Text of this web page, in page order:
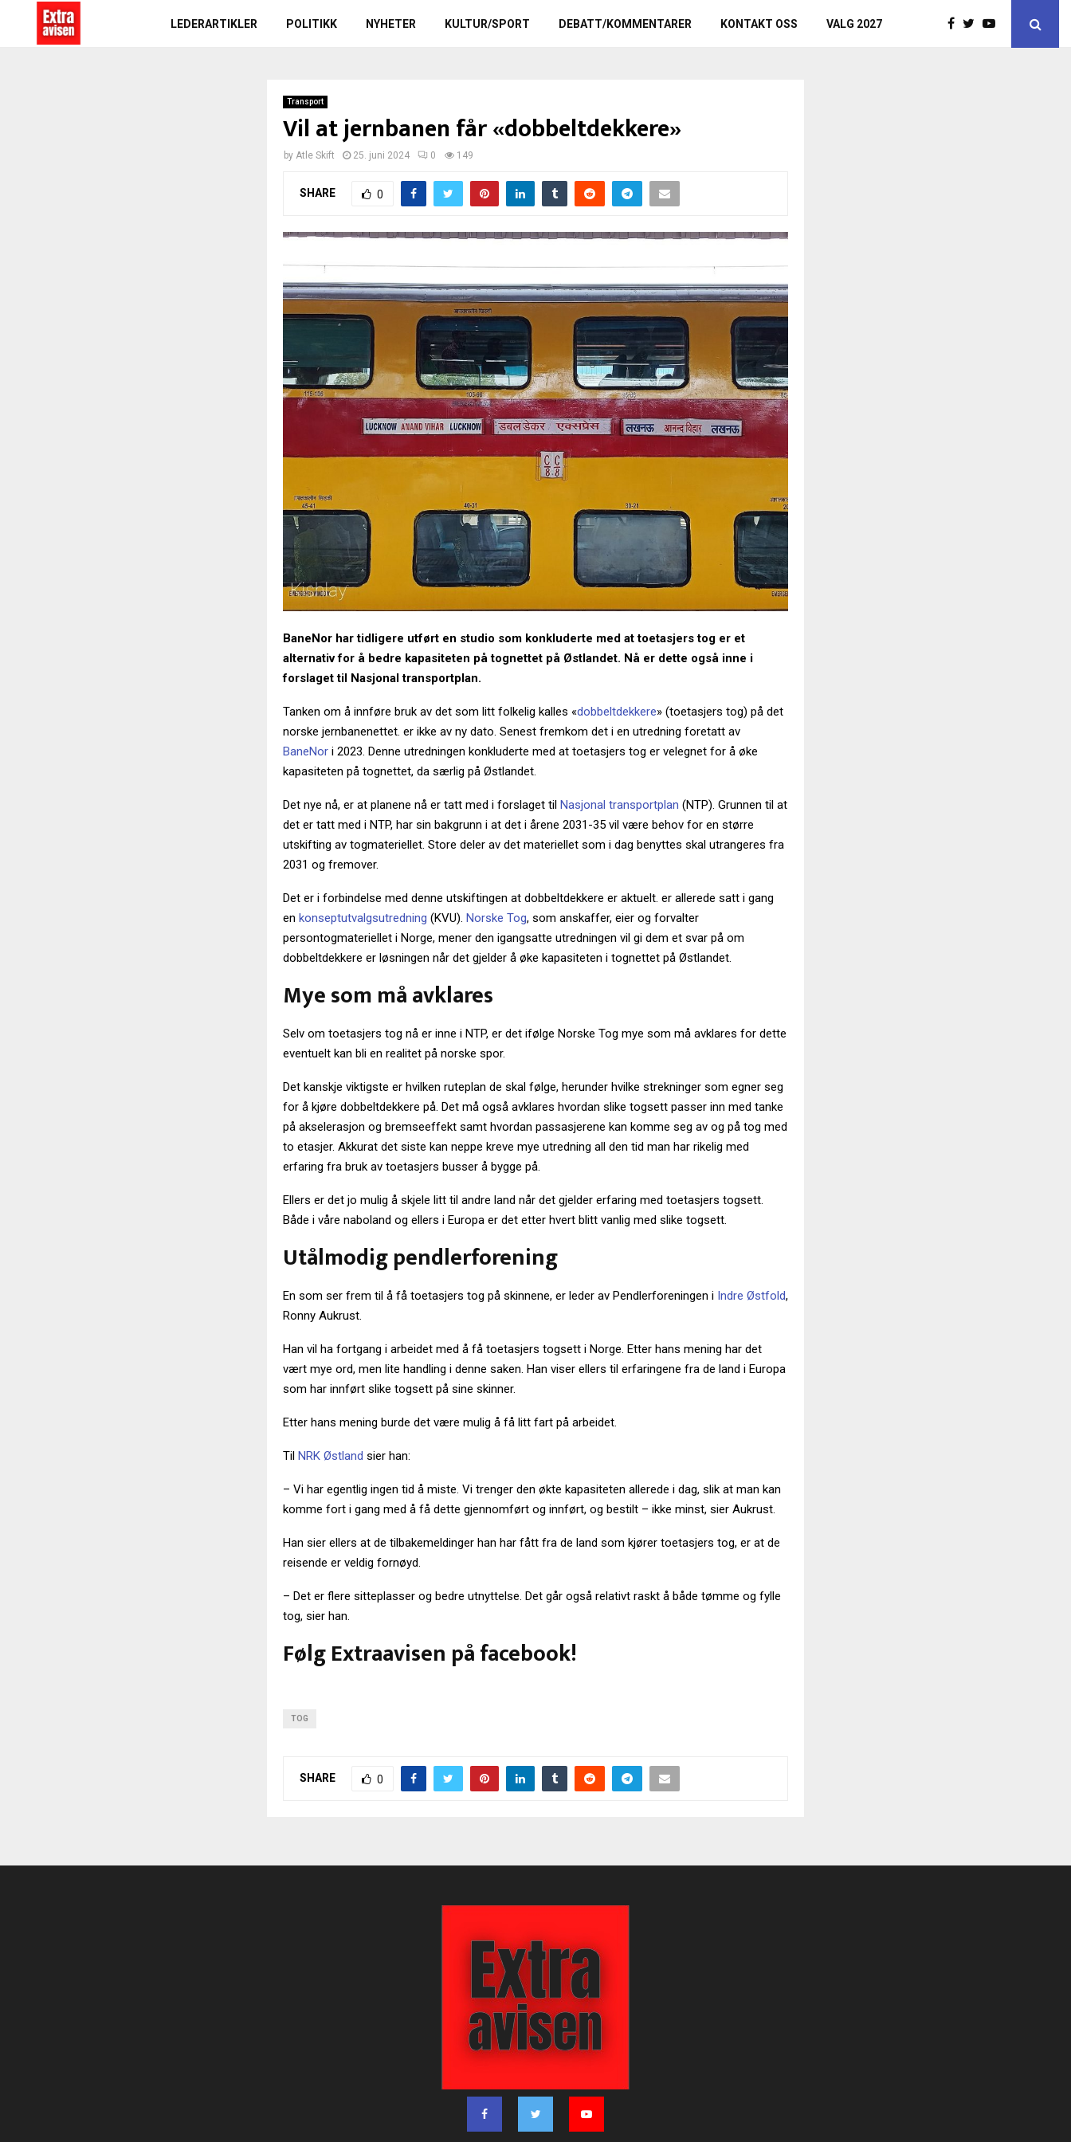
LEDERARTIKLER POLITIKK NYHETER KULTUR/SPORT DEBATT/KOMMENTARER KONTAKT OSS VALG 2027
Transport
Vil at jernbanen får «dobbeltdekkere»
by Atle Skift 25. juni 2024 0 149
SHARE 0
BaneNor har tidligere utført en studio som konkluderte med at toetasjers tog er et
alternativ for å bedre kapasiteten på tognettet på Østlandet. Nå er dette også inne i
forslaget til Nasjonal transportplan.
Tanken om å innføre bruk av det som litt folkelig kalles «dobbeltdekkere» (toetasjers tog) på det
norske jernbanenettet. er ikke av ny dato. Senest fremkom det i en utredning foretatt av
BaneNor i 2023. Denne utredningen konkluderte med at toetasjers tog er velegnet for å øke
kapasiteten på tognettet, da særlig på Østlandet.
Det nye nå, er at planene nå er tatt med i forslaget til Nasjonal transportplan (NTP). Grunnen til at
det er tatt med i NTP, har sin bakgrunn i at det i årene 2031-35 vil være behov for en større
utskifting av togmateriellet. Store deler av det materiellet som i dag benyttes skal utrangeres fra
2031 og fremover.
Det er i forbindelse med denne utskiftingen at dobbeltdekkere er aktuelt. er allerede satt i gang
en konseptutvalgsutredning (KVU). Norske Tog, som anskaffer, eier og forvalter
persontogmateriellet i Norge, mener den igangsatte utredningen vil gi dem et svar på om
dobbeltdekkere er løsningen når det gjelder å øke kapasiteten i tognettet på Østlandet.
Mye som må avklares
Selv om toetasjers tog nå er inne i NTP, er det ifølge Norske Tog mye som må avklares for dette
eventuelt kan bli en realitet på norske spor.
Det kanskje viktigste er hvilken ruteplan de skal følge, herunder hvilke strekninger som egner seg
for å kjøre dobbeltdekkere på. Det må også avklares hvordan slike togsett passer inn med tanke
på akselerasjon og bremseeffekt samt hvordan passasjerene kan komme seg av og på tog med
to etasjer. Akkurat det siste kan neppe kreve mye utredning all den tid man har rikelig med
erfaring fra bruk av toetasjers busser å bygge på.
Ellers er det jo mulig å skjele litt til andre land når det gjelder erfaring med toetasjers togsett.
Både i våre naboland og ellers i Europa er det etter hvert blitt vanlig med slike togsett.
Utålmodig pendlerforening
En som ser frem til å få toetasjers tog på skinnene, er leder av Pendlerforeningen i Indre Østfold,
Ronny Aukrust.
Han vil ha fortgang i arbeidet med å få toetasjers togsett i Norge. Etter hans mening har det
vært mye ord, men lite handling i denne saken. Han viser ellers til erfaringene fra de land i Europa
som har innført slike togsett på sine skinner.
Etter hans mening burde det være mulig å få litt fart på arbeidet.
Til NRK Østland sier han:
– Vi har egentlig ingen tid å miste. Vi trenger den økte kapasiteten allerede i dag, slik at man kan
komme fort i gang med å få dette gjennomført og innført, og bestilt – ikke minst, sier Aukrust.
Han sier ellers at de tilbakemeldinger han har fått fra de land som kjører toetasjers tog, er at de
reisende er veldig fornøyd.
– Det er flere sitteplasser og bedre utnyttelse. Det går også relativt raskt å både tømme og fylle
tog, sier han.
Følg Extraavisen på facebook!
TOG
SHARE 0